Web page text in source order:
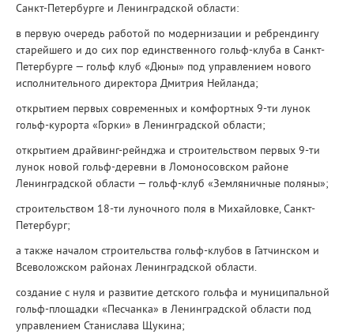
Санкт-Петербурге и Ленинградской области:
в первую очередь работой по модернизации и ребрендингу
старейшего и до сих пор единственного гольф-клуба в Санкт-
Петербурге — гольф клуб «Дюны» под управлением нового
исполнительного директора Дмитрия Нейланда;
открытием первых современных и комфортных 9-ти лунок
гольф-курорта «Горки» в Ленинградской области;
открытием драйвинг-рейнджа и строительством первых 9-ти
лунок новой гольф-деревни в Ломоносовском районе
Ленинградской области — гольф-клуб «Земляничные поляны»;
строительством 18-ти луночного поля в Михайловке, Санкт-
Петербург;
а также началом строительства гольф-клубов в Гатчинском и
Всеволожском районах Ленинградской области.
создание с нуля и развитие детского гольфа и муниципальной
гольф-площадки «Песчанка» в Ленинградской области под
управлением Станислава Щукина;